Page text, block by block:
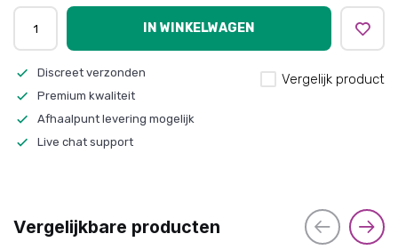
IN WINKELWAGEN
Discreet verzonden
Premium kwaliteit
Afhaalpunt levering mogelijk
Live chat support
Vergelijk product
Vergelijkbare producten